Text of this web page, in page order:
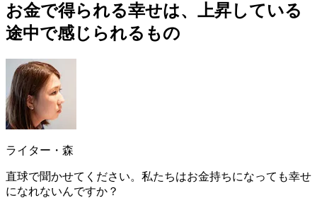
お金で得られる幸せは、上昇している
途中で感じられるもの
ライター・森
直球で聞かせてください。私たちはお金持ちになっても幸せ
になれないんですか？